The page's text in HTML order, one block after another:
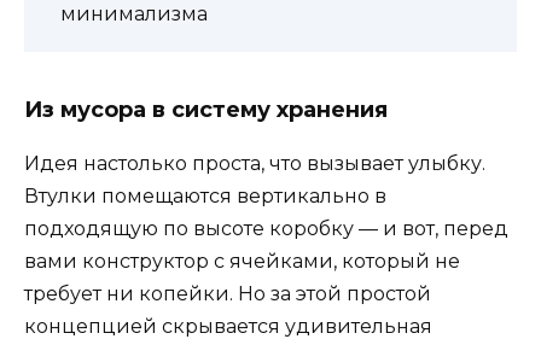
минимализма
Из мусора в систему хранения
Идея настолько проста, что вызывает улыбку.
Втулки помещаются вертикально в
подходящую по высоте коробку — и вот, перед
вами конструктор с ячейками, который не
требует ни копейки. Но за этой простой
концепцией скрывается удивительная